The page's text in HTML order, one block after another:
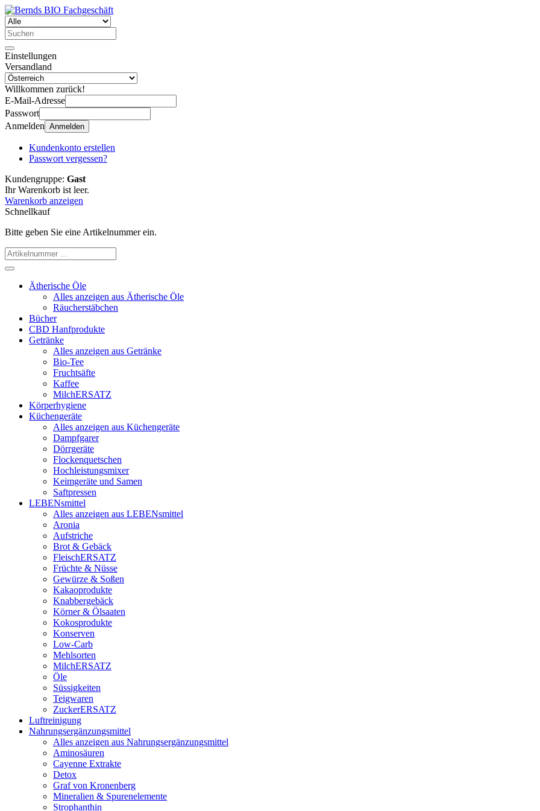
Einstellungen
Versandland
Willkommen zurück!
E-Mail-Adresse
Passwort
Anmelden Anmelden
Kundenkonto erstellen
Passwort vergessen?
Kundengruppe: Gast
Ihr Warenkorb ist leer.
Warenkorb anzeigen
Schnellkauf
Bitte geben Sie eine Artikelnummer ein.
Ätherische Öle
Alles anzeigen aus Ätherische Öle
Räucherstäbchen
Bücher
CBD Hanfprodukte
Getränke
Alles anzeigen aus Getränke
Bio-Tee
Fruchtsäfte
Kaffee
MilchERSATZ
Körperhygiene
Küchengeräte
Alles anzeigen aus Küchengeräte
Dampfgarer
Dörrgeräte
Flockenquetschen
Hochleistungsmixer
Keimgeräte und Samen
Saftpressen
LEBENsmittel
Alles anzeigen aus LEBENsmittel
Aronia
Aufstriche
Brot & Gebäck
FleischERSATZ
Früchte & Nüsse
Gewürze & Soßen
Kakaoprodukte
Knabbergebäck
Körner & Ölsaaten
Kokosprodukte
Konserven
Low-Carb
Mehlsorten
MilchERSATZ
Öle
Süssigkeiten
Teigwaren
ZuckerERSATZ
Luftreinigung
Nahrungsergänzungsmittel
Alles anzeigen aus Nahrungsergänzungsmittel
Aminosäuren
Cayenne Extrakte
Detox
Graf von Kronenberg
Mineralien & Spurenelemente
Strophanthin